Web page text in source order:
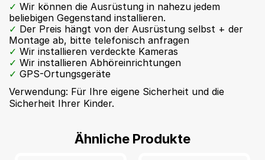
Wir können die Ausrüstung in nahezu jedem
beliebigen Gegenstand installieren.
Der Preis hängt von der Ausrüstung selbst + der
Montage ab, bitte telefonisch anfragen
Wir installieren verdeckte Kameras
Wir installieren Abhöreinrichtungen
GPS-Ortungsgeräte
Verwendung: Für Ihre eigene Sicherheit und die
Sicherheit Ihrer Kinder.
Ähnliche Produkte